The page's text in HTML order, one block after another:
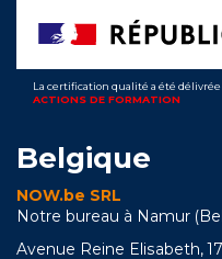
La certification qualité a été
ACTIONS DE FORMATION
Belgique
NOW.be SRL
Notre bureau à Namur
Avenue Reine Elisabeth,